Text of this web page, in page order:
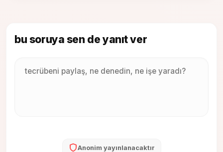
bu soruya sen de yanıt ver
Anonim yayınlanacaktır